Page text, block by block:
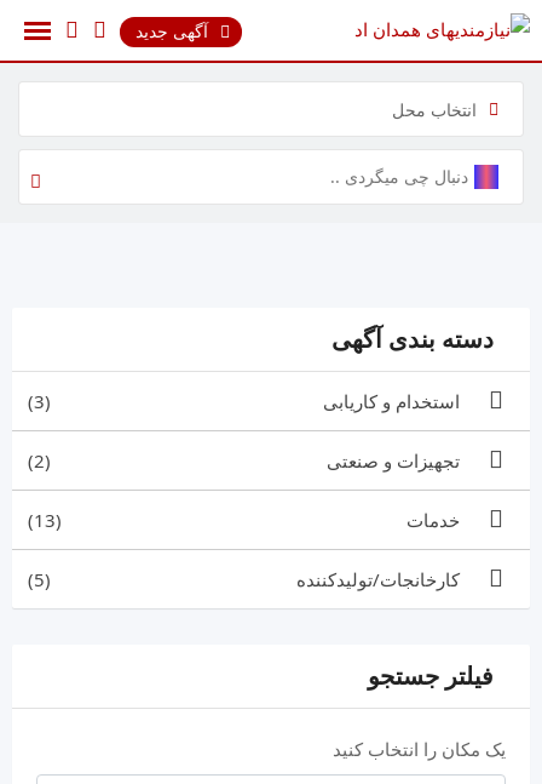
پرش
محتوا
آگهی جدید
انتخاب محل
دسته بندی آگهی
استخدام و کاریابی (3)
تجهیزات و صنعتی (2)
خدمات (13)
کارخانجات/تولیدکننده (5)
فیلتر جستجو
یک مکان را انتخاب کنید